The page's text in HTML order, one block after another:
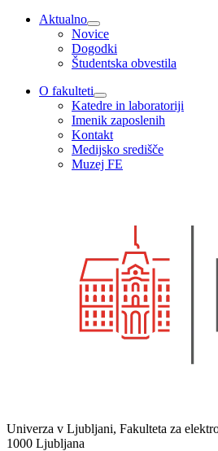
Aktualno
Novice
Dogodki
Študentska obvestila
O fakulteti
Katedre in laboratoriji
Imenik zaposlenih
Kontakt
Medijsko središče
Muzej FE
Univerza v Ljubljani, Fakulteta za
1000 Ljubljana